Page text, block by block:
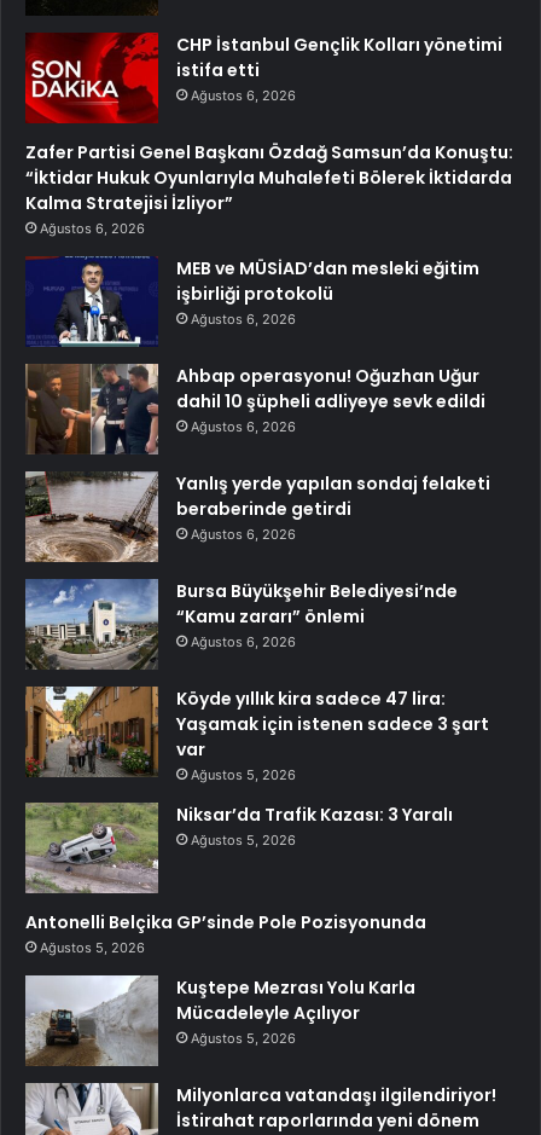
CHP İstanbul Gençlik Kolları yönetimi
istifa etti
Ağustos 6, 2026
Zafer Partisi Genel Başkanı Özdağ Samsun’da Konuştu:
“İktidar Hukuk Oyunlarıyla Muhalefeti Bölerek İktidarda
Kalma Stratejisi İzliyor”
Ağustos 6, 2026
MEB ve MÜSİAD’dan mesleki eğitim
işbirliği protokolü
Ağustos 6, 2026
Ahbap operasyonu! Oğuzhan Uğur
dahil 10 şüpheli adliyeye sevk edildi
Ağustos 6, 2026
Yanlış yerde yapılan sondaj felaketi
beraberinde getirdi
Ağustos 6, 2026
Bursa Büyükşehir Belediyesi’nde
“Kamu zararı” önlemi
Ağustos 6, 2026
Köyde yıllık kira sadece 47 lira:
Yaşamak için istenen sadece 3 şart
var
Ağustos 5, 2026
Niksar’da Trafik Kazası: 3 Yaralı
Ağustos 5, 2026
Antonelli Belçika GP’sinde Pole Pozisyonunda
Ağustos 5, 2026
Kuştepe Mezrası Yolu Karla
Mücadeleyle Açılıyor
Ağustos 5, 2026
Milyonlarca vatandaşı ilgilendiriyor!
İstirahat raporlarında yeni dönem